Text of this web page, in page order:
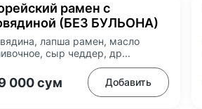
рамен с
(БЕЗ БУЛЬОНА)
лапша рамен, масло
сыр чеддер, др...
000сум Добавить